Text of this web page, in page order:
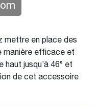
mettre en place des
manière efficace et
haut jusqu’à 46° et
de cet accessoire